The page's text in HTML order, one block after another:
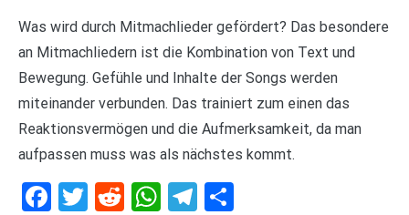
Was wird durch Mitmachlieder gefördert? Das besondere
an Mitmachliedern ist die Kombination von Text und
Bewegung. Gefühle und Inhalte der Songs werden
miteinander verbunden. Das trainiert zum einen das
Reaktionsvermögen und die Aufmerksamkeit, da man
aufpassen muss was als nächstes kommt.
Facebook
Twitter
RedditWhatsApp
Telegram